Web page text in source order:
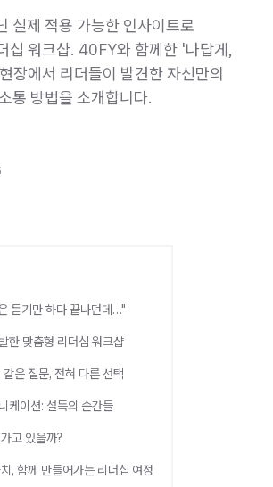
실제 적용 가능한 인사이트로
십 워크샵. 40FY와 함께한 '나답게,
장에서 리더들이 발견한 자신만의
통 방법을 소개합니다.
듣기만 하다 끝나던데…"
한 맞춤형 리더십 워크샵
은 질문, 전혀 다른 선택
케이션: 설득의 순간들
고 있을까?
, 함께 만들어가는 리더십 여정